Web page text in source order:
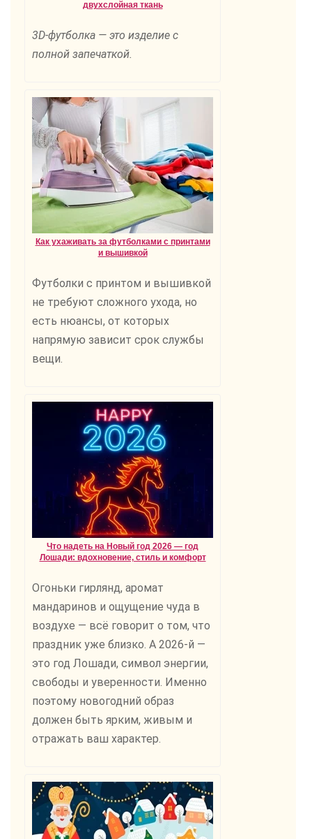
двухслойная ткань
3D-футболка — это изделие с
полной запечаткой.
Как ухаживать за футболками с принтами
и вышивкой
Футболки с принтом и вышивкой
не требуют сложного ухода, но
есть нюансы, от которых
напрямую зависит срок службы
вещи.
Что надеть на Новый год 2026 — год
Лошади: вдохновение, стиль и комфорт
Огоньки гирлянд, аромат
мандаринов и ощущение чуда в
воздухе — всё говорит о том, что
праздник уже близко. А 2026-й —
это год Лошади, символ энергии,
свободы и уверенности. Именно
поэтому новогодний образ
должен быть ярким, живым и
отражать ваш характер.